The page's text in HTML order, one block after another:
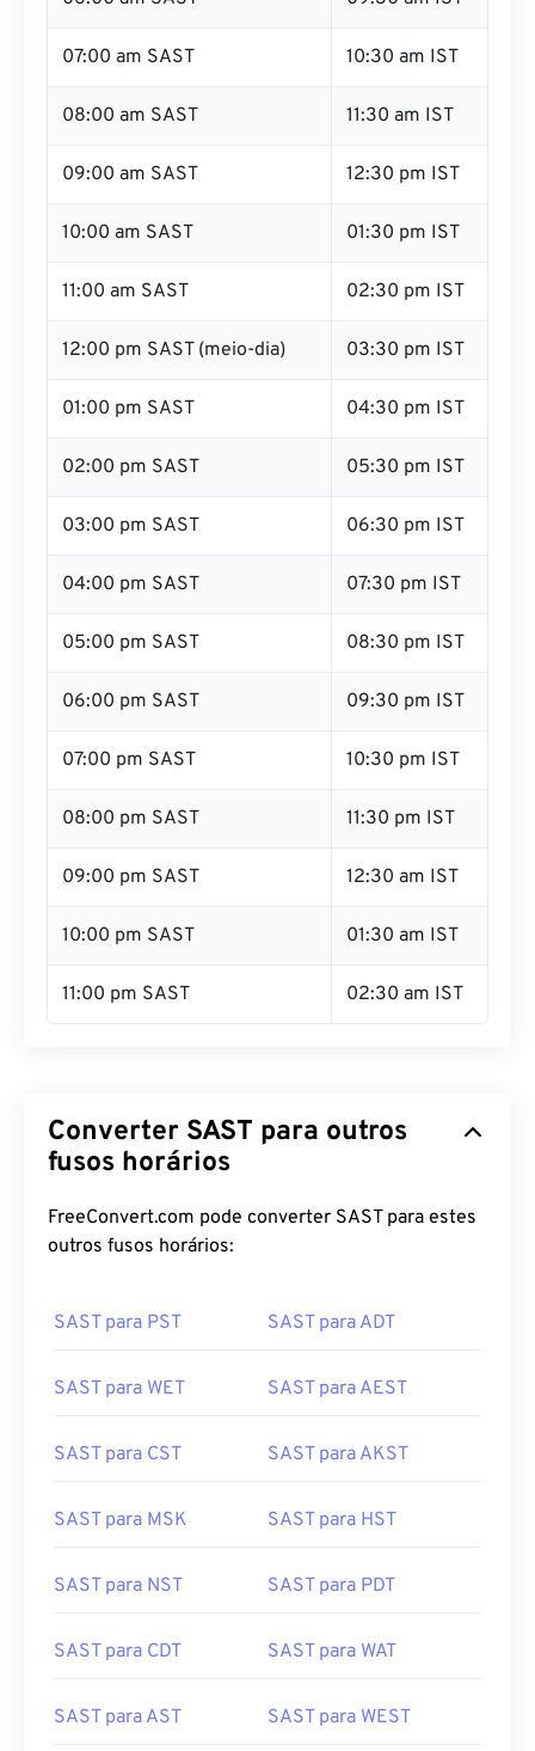
07:00 am SAST 10:30 am IST
08:00 am SAST 11:30 am IST
09:00 am SAST 12:30 pm IST
10:00 am SAST 01:30 pm IST
11:00 am SAST 02:30 pm IST
12:00 pm SAST (meio-dia) 03:30 pm IST
01:00 pm SAST 04:30 pm IST
02:00 pm SAST 05:30 pm IST
03:00 pm SAST 06:30 pm IST
04:00 pm SAST 07:30 pm IST
05:00 pm SAST 08:30 pm IST
06:00 pm SAST 09:30 pm IST
07:00 pm SAST 10:30 pm IST
08:00 pm SAST 11:30 pm IST
09:00 pm SAST 12:30 am IST
10:00 pm SAST 01:30 am IST
11:00 pm SAST 02:30 am IST
Converter SAST para outros
fusos horários
FreeConvert.com pode converter SAST para estes
outros fusos horários:
SAST para PST SAST para ADT
SAST para WET SAST para AEST
SAST para CST SAST para AKST
SAST para MSK SAST para HST
SAST para NST SAST para PDT
SAST para CDT SAST para WAT
SAST para AST SAST para WEST